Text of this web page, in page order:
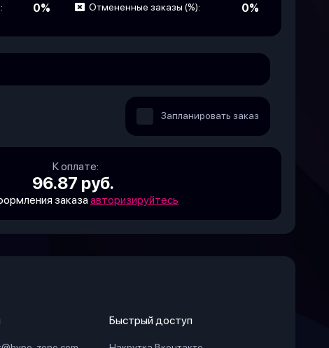
0% Отмененные заказы (%): 0%
Запланировать заказ
К оплате:
96.87 руб.
заказаавторизируйтесь
Быстрый доступ